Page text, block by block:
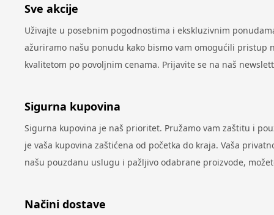
Sve akcije
Uživajte u posebnim pogodnostima i ekskluzivnim
ažuriramo našu ponudu kako bismo vam omogućili
kvalitetom po povoljnim cenama. Prijavite se na naš
Sigurna kupovina
Sigurna kupovina je naš prioritet. Pružamo vam zaštitu i
je vaša kupovina zaštićena od početka do kraja. Vaša
našu pouzdanu uslugu i pažljivo odabrane proizvode,
Načini dostave